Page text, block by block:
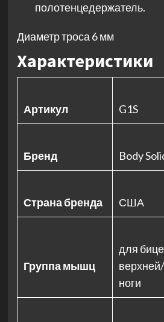
полотенцедержатель.
Диаметр троса 6 мм
Характеристики
Артикул G1S
Бренд Body
Страна бренда США
Группа мышц
для
ноги